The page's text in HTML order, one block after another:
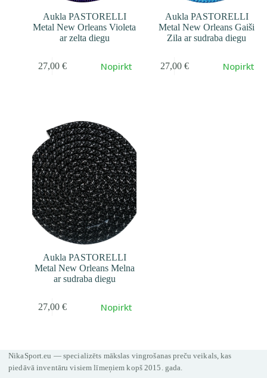
Aukla PASTORELLI
Metal New Orleans Violeta
ar zelta diegu
27,00 € Nopirkt
Aukla PASTORELLI
Metal New Orleans Gaiši
Zila ar sudraba diegu
27,00 € Nopirkt
Aukla PASTORELLI
Metal New Orleans Melna
ar sudraba diegu
27,00 € Nopirkt
NikaSport.eu — specializēts mākslas vingrošanas preču veikals, kas
piedāvā inventāru visiem līmeņiem kopš 2015. gada.